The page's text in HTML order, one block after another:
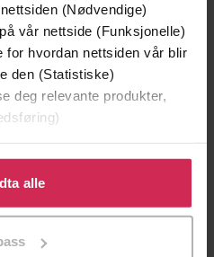
(Nødvendige)
vår nettside (Funksjonelle)
for hvordan nettsiden vår blir
den (Statistiske)
deg relevante produkter,
oss ditt samtykke til å
formålene. Du kan også
formål ved å klikke
alle
Døde sjeler synger ikke
LYDBOK